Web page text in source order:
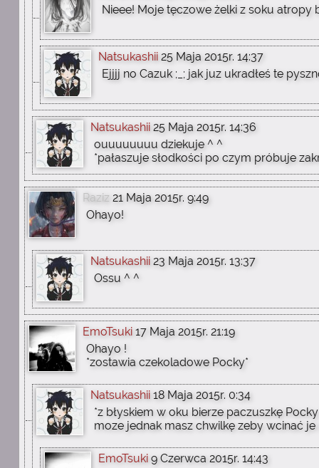
Nieee! Moje tęczowe żelki z soku
Natsukashii 25 Maja 2015r. 14:37
Ejjjj no Cazuk ;_; jak juz ukradłeś te
Natsukashii 25 Maja 2015r. 14:36
ouuuuuuuu dziekuje ^ ^
*pałaszuje słodkości po czym próbuje
Raziz 21 Maja 2015r. 9:49
Ohayo!
Natsukashii 23 Maja 2015r. 13:37
Ossu ^ ^
EmoTsuki 17 Maja 2015r. 21:19
Ohayo !
*zostawia czekoladowe Pocky*
Natsukashii 18 Maja 2015r. 0:34
*z błyskiem w oku bierze paczuszkę
moze jednak masz chwilkę zeby wcinać je
EmoTsuki 9 Czerwca 2015r. 14:43